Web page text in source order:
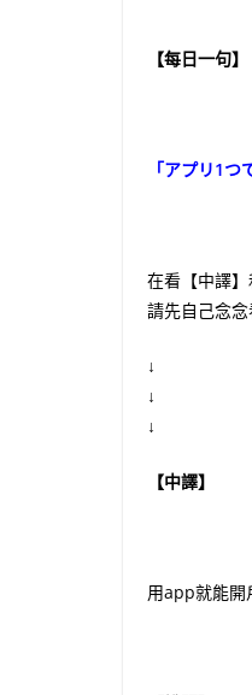
【每日一句】
「アプリ1つ
在看【中譯】
請先自己念念
↓
↓
↓
【中譯】
用app就能開